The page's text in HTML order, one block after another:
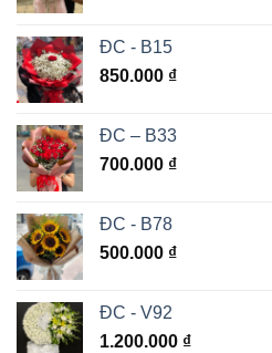
ĐC - B15
850.000 ₫
ĐC – B33
700.000 ₫
ĐC - B78
500.000 ₫
ĐC - V92
1.200.000 ₫